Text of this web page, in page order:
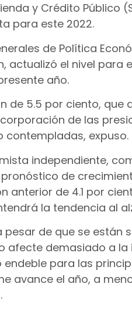
y Crédito Público
para este 2022.
de Política
actualizó el nivel para
año.
de 5.5 por ciento,
de las
contempladas, expuso.
independiente,
de
anterior de 4.1 por
la tendencia al
pesar de que se
afecte demasiado a
para las
avance el año, a